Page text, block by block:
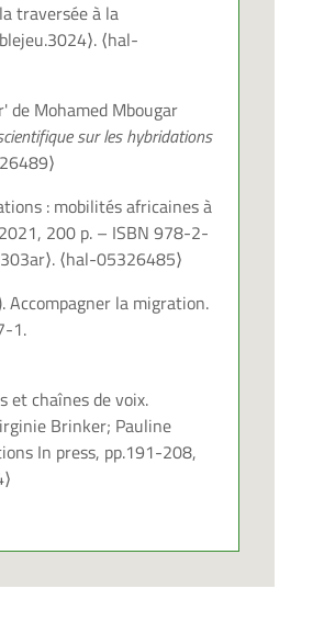
traversée à la
. ⟨hal-
de Mohamed Mbougar
sur les hybridations
: mobilités africaines à
200 p. – ISBN 978-2-
. ⟨hal-05326485⟩
Accompagner la migration.
1.
et chaînes de voix.
Brinker; Pauline
In press, pp.191-208,